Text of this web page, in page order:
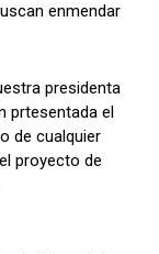
enmendar
presidenta
prtesentada el
de cualquier
proyecto de